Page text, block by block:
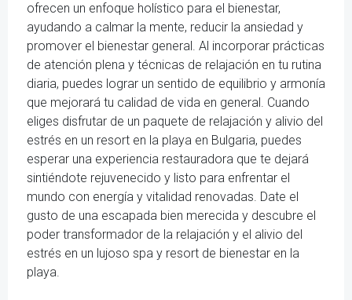
ofrecen un enfoque holístico para el bienestar,
ayudando a calmar la mente, reducir la ansiedad y
promover el bienestar general. Al incorporar prácticas
de atención plena y técnicas de relajación en tu rutina
diaria, puedes lograr un sentido de equilibrio y armonía
que mejorará tu calidad de vida en general. Cuando
eliges disfrutar de un paquete de relajación y alivio del
estrés en un resort en la playa en Bulgaria, puedes
esperar una experiencia restauradora que te dejará
sintiéndote rejuvenecido y listo para enfrentar el
mundo con energía y vitalidad renovadas. Date el
gusto de una escapada bien merecida y descubre el
poder transformador de la relajación y el alivio del
estrés en un lujoso spa y resort de bienestar en la
playa.